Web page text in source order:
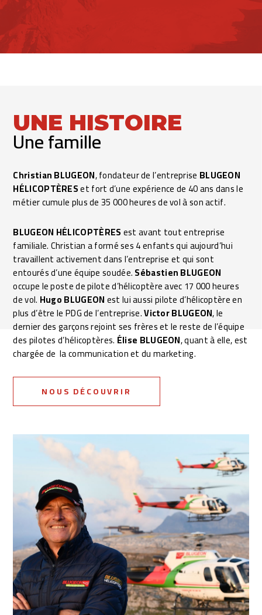
UNE HISTOIRE
Une famille
Christian BLUGEON, fondateur de l’entreprise BLUGEON
HÉLICOPTÈRESet fort d’une expérience de 40 ans dans le
métier cumule plus de 35 000 heures de vol à son actif.
BLUGEON HÉLICOPTÈRESest avant tout entreprise
familiale. Christian a formé ses 4 enfants qui aujourd’hui
travaillent activement dans l’entreprise et qui sont
entourés d’une équipe soudée.Sébastien BLUGEON
occupe le poste de pilote d’hélicoptère avec 17 000 heures
de vol. Hugo BLUGEONest lui aussi pilote d’hélicoptère en
plus d’être le PDG de l’entreprise.Victor BLUGEON, le
dernier des garçons rejoint ses frères et le reste de l’équipe
des pilotes d’hélicoptères. Élise BLUGEON, quant à elle, est
chargée de la communication et du marketing.
NOUS DÉCOUVRIR